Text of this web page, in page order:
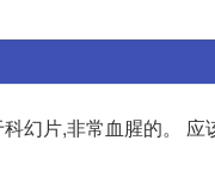
幻片,非常血腥的。 应